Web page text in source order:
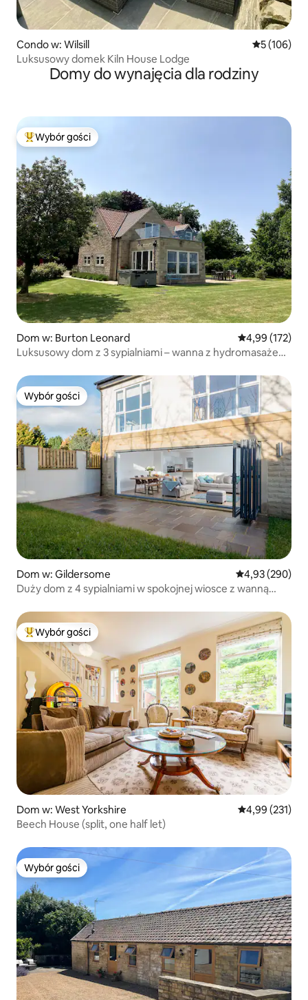
Condo w: Wilsill Średnia
5 (106)
Luksusowy domek Kiln House Lodge
Domy do wynajęcia dla rodziny
Najpopularniejsze z kategorii Wybór gości
Wybór gości
Dom w: Burton Leonard Średnia
4,99 (172)
Luksusowy dom z 3 sypialniami – wanna z hydromasażem
Wybór gości
Wybór gości
Dom w: Gildersome Średnia
4,93 (290)
Duży dom z 4 sypialniami w spokojnej wiosce z wanną
Najpopularniejsze z kategorii Wybór gości
Wybór gości
Dom w: West Yorkshire Średnia
4,99 (231)
Beech House (split, one half let)
Wybór gości
Wybór gości